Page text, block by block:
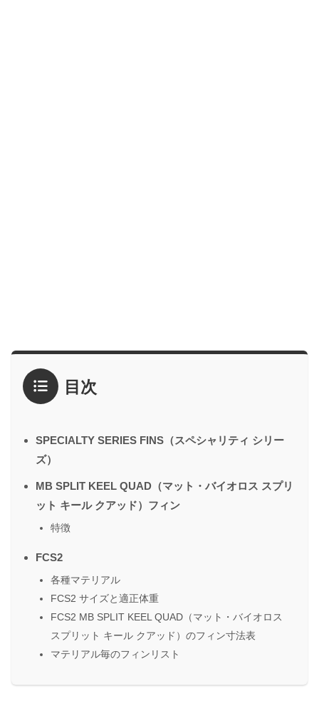
目次
SPECIALTY SERIES FINS（スペシャリティ シリー
ズ）
MB SPLIT KEEL QUAD（マット・バイオロス スプリ
ット キール クアッド）フィン
特徴
FCS2
各種マテリアル
FCS2 サイズと適正体重
FCS2 MB SPLIT KEEL QUAD（マット・バイオロス
スプリット キール クアッド）のフィン寸法表
マテリアル毎のフィンリスト